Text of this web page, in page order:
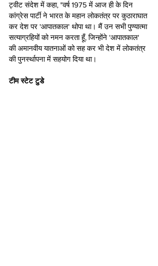
ट्वीट संदेश में कहा, "वर्ष 1975 में आज ही के दिन
कांग्रेस पार्टी ने भारत के महान लोकतंत्र पर कुठाराघात
कर देश पर 'आपातकाल' थोपा था। मैं उन सभी पुण्यात्मा
सत्याग्रहियों को नमन करता हूँ, जिन्होंने 'आपातकाल'
की अमानवीय यातनाओं को सह कर भी देश में लोकतंत्र
की पुनर्स्थापना में सहयोग दिया था।
टीम स्टेट टुडे